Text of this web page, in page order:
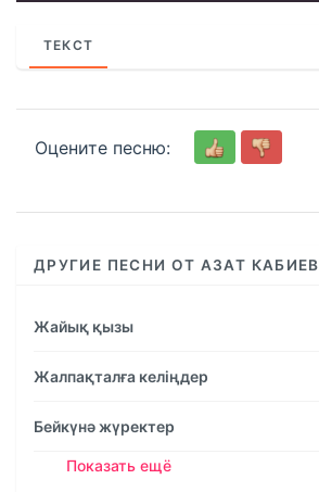
ТЕКСТ
Оцените песню:
ДРУГИЕ ПЕСНИ ОТ АЗАТ КАБИЕВ
Жайық қызы
Жалпақталға келіңдер
Бейкүнә жүректер
Показать ещё